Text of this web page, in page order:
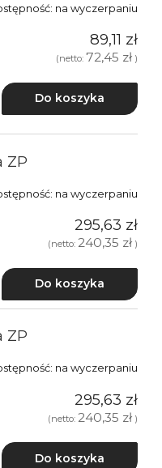
na wyczerpaniu
89,11 zł
(netto: 72,45 zł )
Do koszyka
ZP
na wyczerpaniu
295,63 zł
(netto: 240,35 zł )
Do koszyka
ZP
na wyczerpaniu
295,63 zł
(netto: 240,35 zł )
Do koszyka